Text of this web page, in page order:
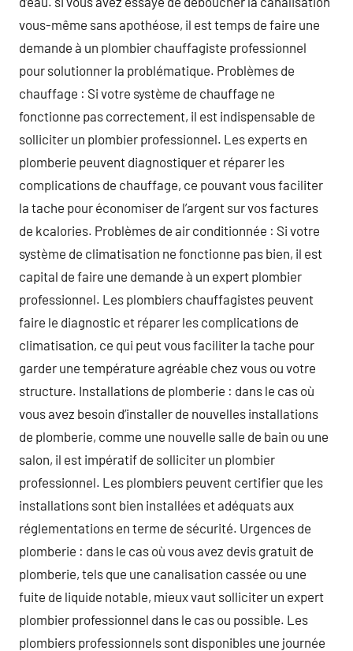
vous-même sans apothéose, il est temps de faire une
demande à un plombier chauffagiste professionnel
pour solutionner la problématique. Problèmes de
chauffage : Si votre système de chauffage ne
fonctionne pas correctement, il est indispensable de
solliciter un plombier professionnel. Les experts en
plomberie peuvent diagnostiquer et réparer les
complications de chauffage, ce pouvant vous faciliter
la tache pour économiser de l’argent sur vos factures
de kcalories. Problèmes de air conditionnée : Si votre
système de climatisation ne fonctionne pas bien, il est
capital de faire une demande à un expert plombier
professionnel. Les plombiers chauffagistes peuvent
faire le diagnostic et réparer les complications de
climatisation, ce qui peut vous faciliter la tache pour
garder une température agréable chez vous ou votre
structure. Installations de plomberie : dans le cas où
vous avez besoin d’installer de nouvelles installations
de plomberie, comme une nouvelle salle de bain ou une
salon, il est impératif de solliciter un plombier
professionnel. Les plombiers peuvent certifier que les
installations sont bien installées et adéquats aux
réglementations en terme de sécurité. Urgences de
plomberie : dans le cas où vous avez devis gratuit de
plomberie, tels que une canalisation cassée ou une
fuite de liquide notable, mieux vaut solliciter un expert
plombier professionnel dans le cas ou possible. Les
plombiers professionnels sont disponibles une journée